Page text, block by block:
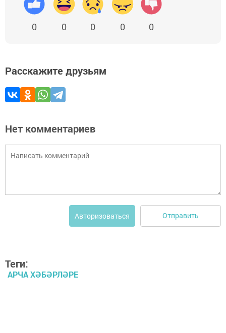
0 0 0 0 0
Расскажите друзьям
Нет комментариев
Авторизоваться Отправить
Теги:
АРЧА ХӘБӘРЛӘРЕ